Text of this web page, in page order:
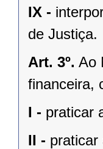
IX -
de Justiça.
Art. 3º. Ao
financeira,
I - praticar
II - praticar